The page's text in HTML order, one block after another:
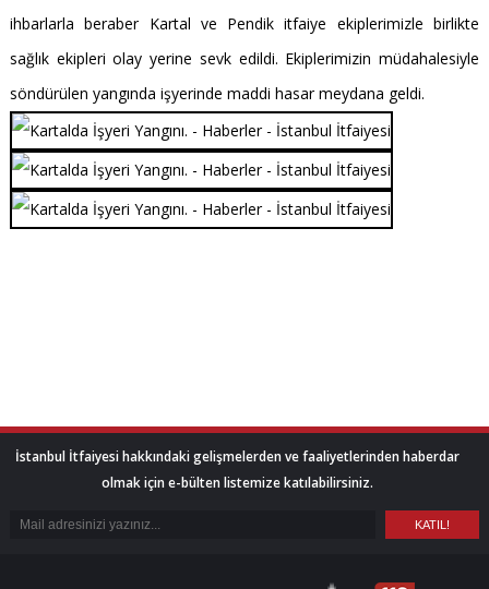
ihbarlarla beraber Kartal ve Pendik itfaiye ekiplerimizle birlikte
sağlık ekipleri olay yerine sevk edildi. Ekiplerimizin müdahalesiyle
söndürülen yangında işyerinde maddi hasar meydana geldi.
İstanbul İtfaiyesi hakkındaki gelişmelerden ve faaliyetlerinden haberdar
olmak için e-bülten listemize katılabilirsiniz.